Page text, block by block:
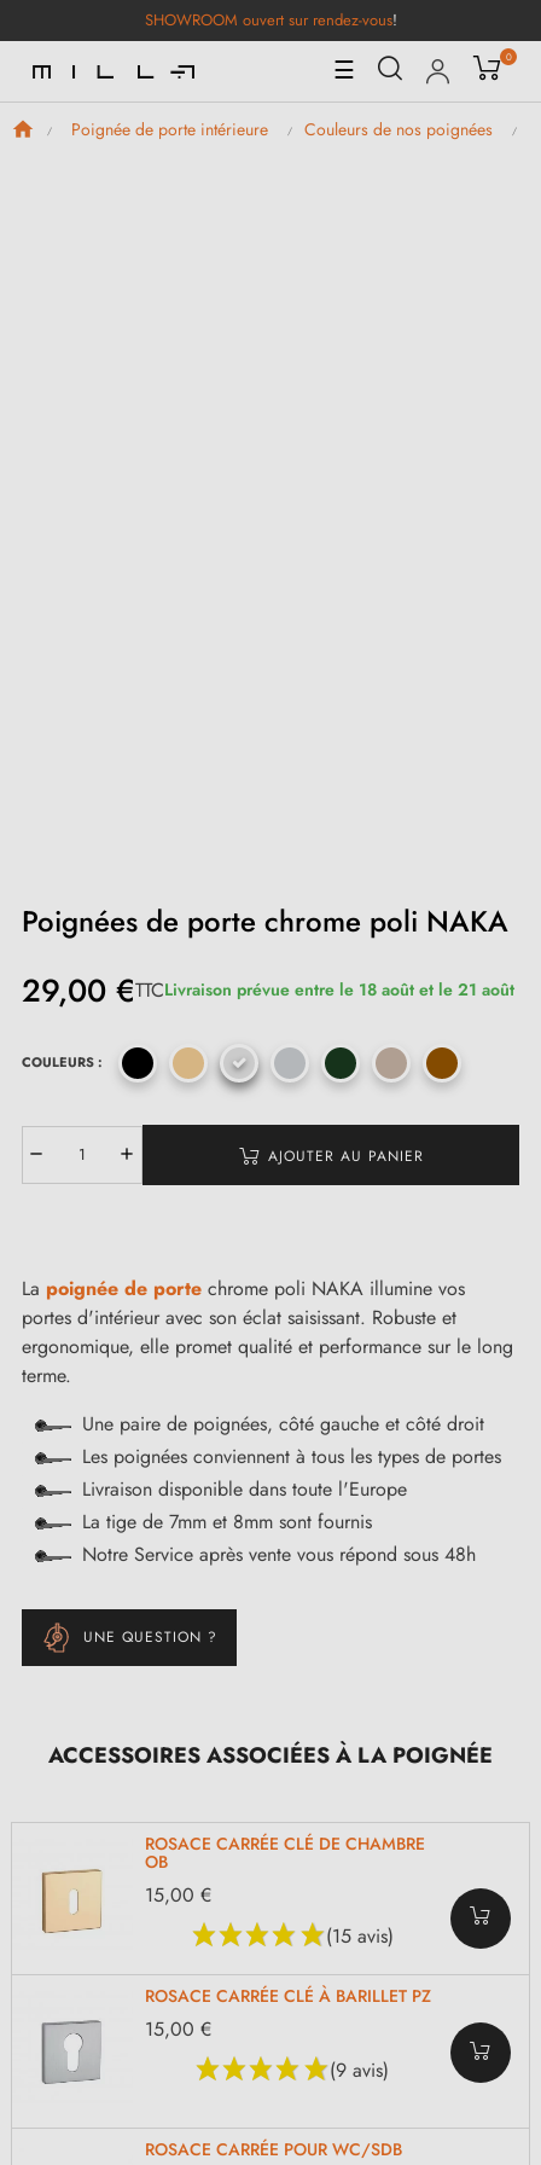
SHOWROOM ouvert sur rendez-vous!
Basculer
la
navigation
☰ 0
Poignée de porte intérieure Couleurs de nos poignées
Poignées de porte chrome poli NAKA
29,00 €TTCLivraison prévue entre le 18 août et le 21 août
COULEURS :
AJOUTER AU PANIER
La poignée de porte chrome poli NAKA illumine vos
portes d'intérieur avec son éclat saisissant. Robuste et
ergonomique, elle promet qualité et performance sur le long
terme.
Une paire de poignées, côté gauche et côté droit
Les poignées conviennent à tous les types de portes
Livraison disponible dans toute l'Europe
La tige de 7mm et 8mm sont fournis
Notre Service après vente vous répond sous 48h
UNE QUESTION ?
ACCESSOIRES ASSOCIÉES À LA POIGNÉE
ROSACE CARRÉE CLÉ DE CHAMBRE
OB
(15 avis)
15,00 €
ROSACE CARRÉE CLÉ À BARILLET PZ
(9 avis)
15,00 €
ROSACE CARRÉE POUR WC/SDB